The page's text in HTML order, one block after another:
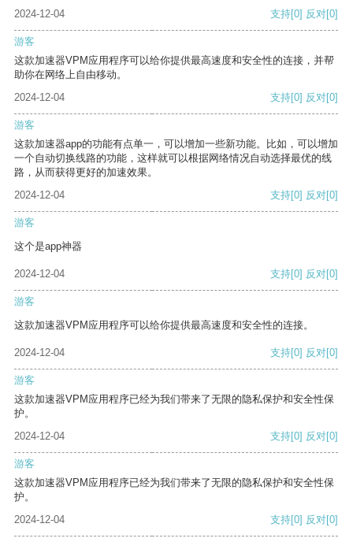
2024-12-04 支持[0] 反对[0]
游客
这款加速器VPM应用程序可以给你提供最高速度和安全性的连接，并帮
助你在网络上自由移动。
2024-12-04
支持[0] 反对[0]
游客
这款加速器app的功能有点单一，可以增加一些新功能。比如，可以增加
一个自动切换线路的功能，这样就可以根据网络情况自动选择最优的线
路，从而获得更好的加速效果。
2024-12-04
支持[0] 反对[0]
游客
这个是app神器
2024-12-04 支持[0] 反对[0]
游客
这款加速器VPM应用程序可以给你提供最高速度和安全性的连接。
2024-12-04 支持[0] 反对[0]
游客
这款加速器VPM应用程序已经为我们带来了无限的隐私保护和安全性保
护。
2024-12-04
支持[0] 反对[0]
游客
这款加速器VPM应用程序已经为我们带来了无限的隐私保护和安全性保
护。
2024-12-04
支持[0] 反对[0]